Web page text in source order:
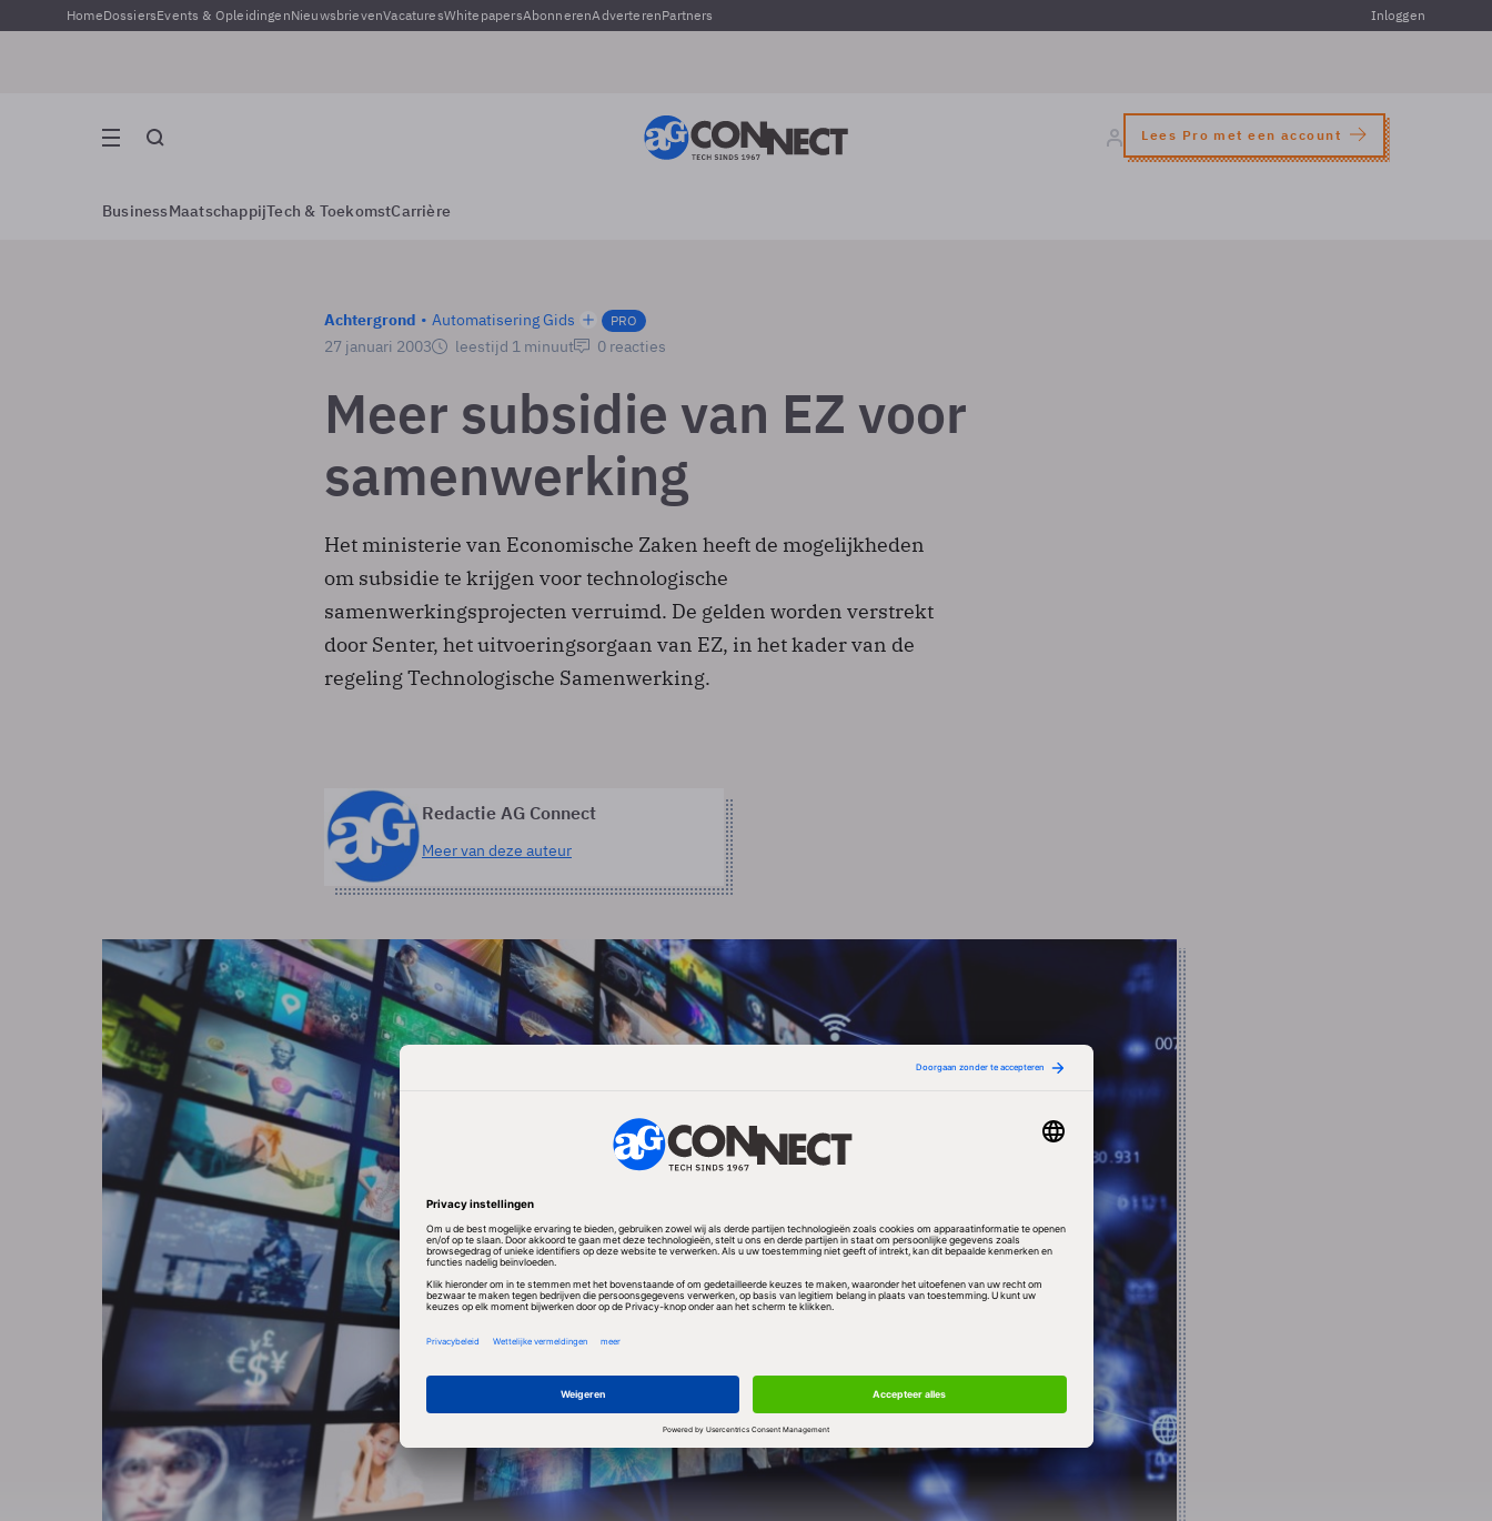
HomeDossiersEvents & OpleidingenNieuwsbrievenVacaturesWhitepapersAbonnerenAdverterenPartners Inloggen
Lees Pro met een account
BusinessMaatschappijTech & ToekomstCarrière
Achtergrond Automatisering Gids PRO
27 januari 2003 leestijd 1 minuut 0 reacties
Meer subsidie van EZ voor
samenwerking
Het ministerie van Economische Zaken heeft de mogelijkheden
om subsidie te krijgen voor technologische
samenwerkingsprojecten verruimd. De gelden worden verstrekt
door Senter, het uitvoeringsorgaan van EZ, in het kader van de
regeling Technologische Samenwerking.
Redactie AG Connect
Meer van deze auteur